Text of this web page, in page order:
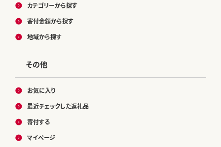
カテゴリーから探す
寄付金額から探す
地域から探す
その他
お気に入り
最近チェックした返礼品
寄付する
マイページ